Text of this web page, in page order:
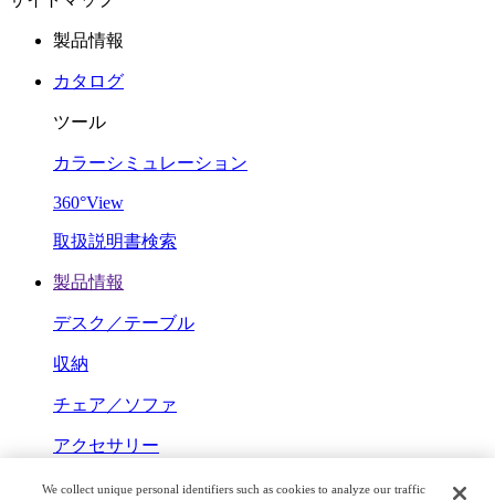
製品情報
カタログ
ツール
カラーシミュレーション
360°View
取扱説明書検索
製品情報
デスク／テーブル
収納
チェア／ソファ
アクセサリー
コレクション
We collect unique personal identifiers such as cookies to analyze our traffic